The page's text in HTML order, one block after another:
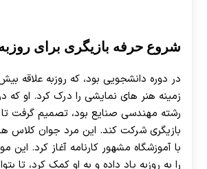
شروع حرفه بازیگری برای
در دوره دانشجویی بود، که روزبه علاقه
زمینه هنر های نمایشی را درک کرد. او که
رشته مهندسی صنایع بود، تصمیم گرفت
بازیگری شرکت کند. این مرد جوان کلاس
با آموزشگاه مشهور کارنامه آغاز کرد. این
را به روزبه یاد داده و به او کمک کرد، تا